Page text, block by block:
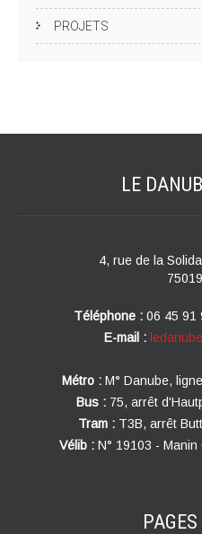
PROJETS
LE
4, rue de la
Téléphone : 06 45 91
E-mail :
Métro : M° Danube,
Bus : 75, arrêt
Tram : T3B, arrêt
Vélib : N° 19103 -
PAGES